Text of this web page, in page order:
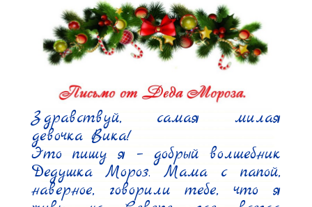
Здравствуй, самая милая
девочка Вика!
Это пишу я – добрый волшебник
Дедушка Мороз. Мама с папой,
наверное, говорили тебе, что я